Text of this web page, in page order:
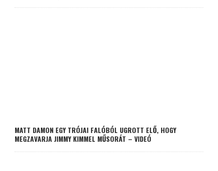
MATT DAMON EGY TRÓJAI FALÓBÓL UGROTT ELŐ, HOGY
MEGZAVARJA JIMMY KIMMEL MŰSORÁT – VIDEÓ